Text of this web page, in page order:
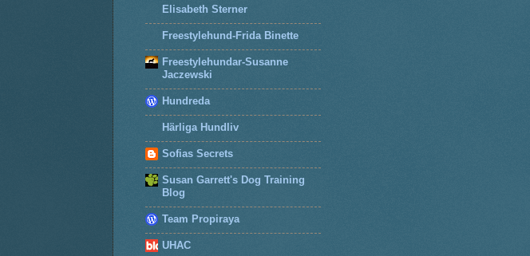
Elisabeth Sterner
Freestylehund-Frida Binette
Freestylehundar-Susanne
Jaczewski
Hundreda
Härliga Hundliv
Sofias Secrets
Susan Garrett's Dog Training
Blog
Team Propiraya
UHAC